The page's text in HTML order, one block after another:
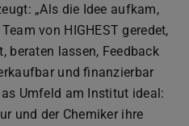
„Als die Idee aufkam,
von HIGHEST geredet,
beraten lassen, Feedback
und finanzierbar
Umfeld am Institut ideal:
und der Chemiker ihre